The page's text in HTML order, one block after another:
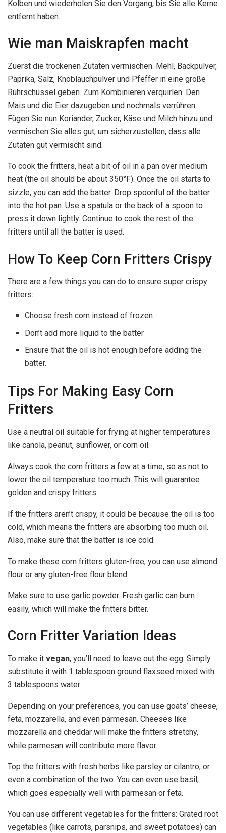
Kolben und wiederholen Sie den Vorgang, bis Sie alle Kerne
entfernt haben.
Wie man Maiskrapfen macht
Zuerst die trockenen Zutaten vermischen. Mehl, Backpulver,
Paprika, Salz, Knoblauchpulver und Pfeffer in eine große
Rührschüssel geben. Zum Kombinieren verquirlen. Den
Mais und die Eier dazugeben und nochmals verrühren.
Fügen Sie nun Koriander, Zucker, Käse und Milch hinzu und
vermischen Sie alles gut, um sicherzustellen, dass alle
Zutaten gut vermischt sind.
To cook the fritters, heat a bit of oil in a pan over medium
heat (the oil should be about 350°F). Once the oil starts to
sizzle, you can add the batter. Drop spoonful of the batter
into the hot pan. Use a spatula or the back of a spoon to
press it down lightly. Continue to cook the rest of the
fritters until all the batter is used.
How To Keep Corn Fritters Crispy
There are a few things you can do to ensure super crispy
fritters:
Choose fresh corn instead of frozen
Don’t add more liquid to the batter
Ensure that the oil is hot enough before adding the
batter.
Tips For Making Easy Corn
Fritters
Use a neutral oil suitable for frying at higher temperatures
like canola, peanut, sunflower, or corn oil.
Always cook the corn fritters a few at a time, so as not to
lower the oil temperature too much. This will guarantee
golden and crispy fritters.
If the fritters aren’t crispy, it could be because the oil is too
cold, which means the fritters are absorbing too much oil.
Also, make sure that the batter is ice cold.
To make these corn fritters gluten-free, you can use almond
flour or any gluten-free flour blend.
Make sure to use garlic powder. Fresh garlic can burn
easily, which will make the fritters bitter.
Corn Fritter Variation Ideas
To make it vegan, you’ll need to leave out the egg. Simply
substitute it with 1 tablespoon ground flaxseed mixed with
3 tablespoons water
Depending on your preferences, you can use goats’ cheese,
feta, mozzarella, and even parmesan. Cheeses like
mozzarella and cheddar will make the fritters stretchy,
while parmesan will contribute more flavor.
Top the fritters with fresh herbs like parsley or cilantro, or
even a combination of the two. You can even use basil,
which goes especially well with parmesan or feta.
You can use different vegetables for the fritters: Grated root
vegetables (like carrots, parsnips, and sweet potatoes) can